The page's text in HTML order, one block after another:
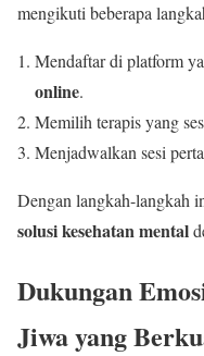
mengikuti beberapa
Mendaftar di platform
online.
Memilih terapis yang
Menjadwalkan sesi
Dengan langkah-langkah
solusi kesehatan mental
Dukungan
Jiwa yang